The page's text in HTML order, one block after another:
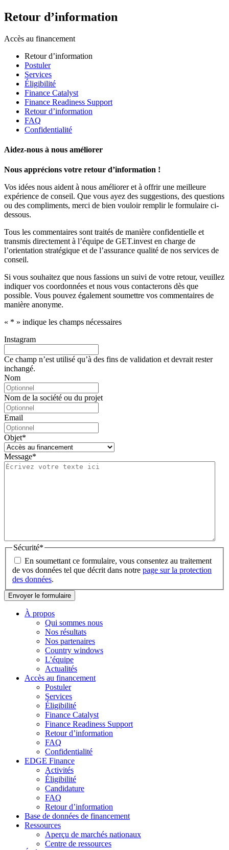
Retour d’information
Accès au financement
Retour d’information
Postuler
Services
Éligibilité
Finance Catalyst
Finance Readiness Support
Retour d’information
FAQ
Confidentialité
Aidez-nous à nous améliorer
Nous apprécions votre retour d’information !
Vos idées nous aident à nous améliorer et à offrir une meilleure
expérience de conseil. Que vous ayez des suggestions, des questions
ou des compliments, merci de bien vouloir remplir le formulaire ci-
dessous.
Tous les commentaires sont traités de manière confidentielle et
transmis directement à l’équipe de GET.invest en charge de
l’orientation stratégique et de l’assurance qualité de nos services de
conseil.
Si vous souhaitez que nous fassions un suivi de votre retour, veuillez
indiquer vos coordonnées et nous vous contacterons dès que
possible. Vous pouvez également soumettre vos commentaires de
manière anonyme.
« * » indique les champs nécessaires
Instagram
Ce champ n’est utilisé qu’à des fins de validation et devrait rester
inchangé.
Nom
Nom de la société ou du projet
Email
Objet*
Message*
Sécurité*
En soumettant ce formulaire, vous consentez au traitement
de vos données tel que décrit dans notre page sur la protection
des données.
À propos
Qui sommes nous
Nos résultats
Nos partenaires
Country windows
L’équipe
Actualités
Accès au financement
Postuler
Services
Éligibilité
Finance Catalyst
Finance Readiness Support
Retour d’information
FAQ
Confidentialité
EDGE Finance
Activités
Éligibilité
Candidature
FAQ
Retour d’information
Base de données de financement
Ressources
Aperçu de marchés nationaux
Centre de ressources